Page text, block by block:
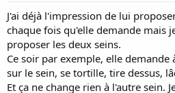
J'ai déjà l'impression de lui
chaque fois qu'elle demande mais
proposer les deux seins.
Ce soir par exemple, elle demande
sur le sein, se tortille, tire dessus,
Et ça ne change rien à l'autre sein.